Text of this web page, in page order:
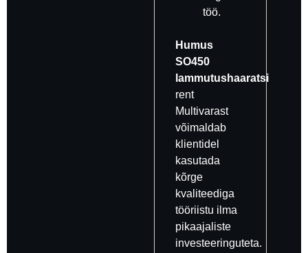
töö.
Humus
SO450
lammutushaaratsi
rent
Multivarast
võimaldab
klientidel
kasutada
kõrge
kvaliteediga
tööriistu ilma
pikaajaliste
investeeringuteta.